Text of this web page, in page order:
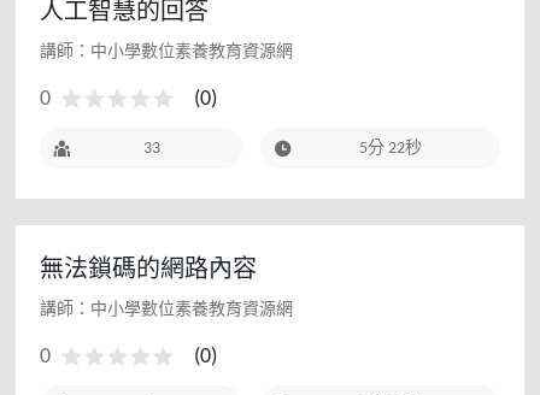
人工智慧的回答
講師：中小學數位素養教育資源網
0 (0)
33 5分 22秒
無法鎖碼的網路內容
講師：中小學數位素養教育資源網
0 (0)